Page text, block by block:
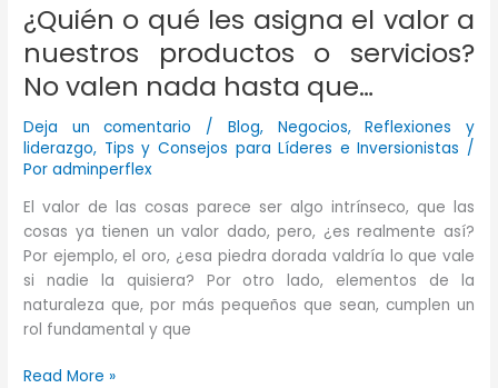
¿Quién o qué les asigna el valor a
nuestros productos o servicios?
No valen nada hasta que…
Deja un comentario / Blog, Negocios,Reflexiones y
liderazgo, Tips y Consejos para Líderes e Inversionistas /
Poradminperflex
El valor de las cosas parece ser algo intrínseco, que las
cosas ya tienen un valor dado, pero, ¿es realmente así?
Por ejemplo, el oro, ¿esa piedra dorada valdría lo que vale
si nadie la quisiera? Por otro lado, elementos de la
naturaleza que, por más pequeños que sean, cumplen un
rol fundamental y que
¿Quién
Read More »